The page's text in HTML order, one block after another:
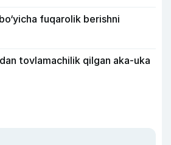
fuqarolik berishni
tovlamachilik qilgan aka-uka